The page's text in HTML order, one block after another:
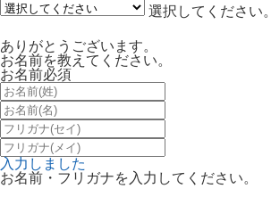
選択してください。
ありがとうございます。
お名前を教えてください。
お名前必須
入力しました
お名前・フリガナを入力してください。